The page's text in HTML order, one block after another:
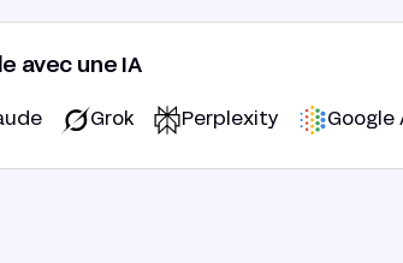
avec une IA
Grok Perplexity Google